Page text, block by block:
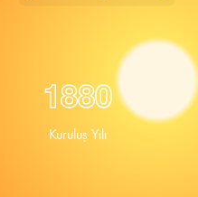
1880
Kuruluş Yılı